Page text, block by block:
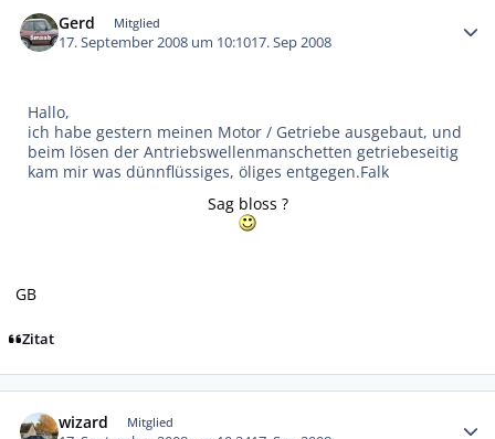
Gerd Mitglied
17. September 2008 um 10:1017. Sep 2008
Hallo,
ich habe gestern meinen Motor / Getriebe ausgebaut, und
beim lösen der Antriebswellenmanschetten getriebeseitig
kam mir was dünnflüssiges, öliges entgegen.Falk
Sag bloss ?
GB
Zitat
wizard Mitglied